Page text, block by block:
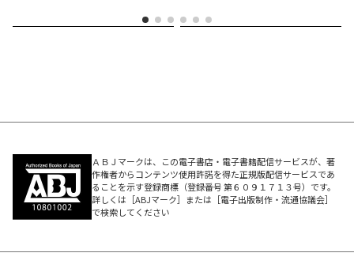
ＡＢＪマークは、この電子書店・電子書籍配信サービスが、著
作権者からコンテンツ使用許諾を得た正規版配信サービスであ
ることを示す登録商標（登録番号 第６０９１７１３号）です。
詳しくは［ABJマーク］または［電子出版制作・流通協議会］
で検索してください